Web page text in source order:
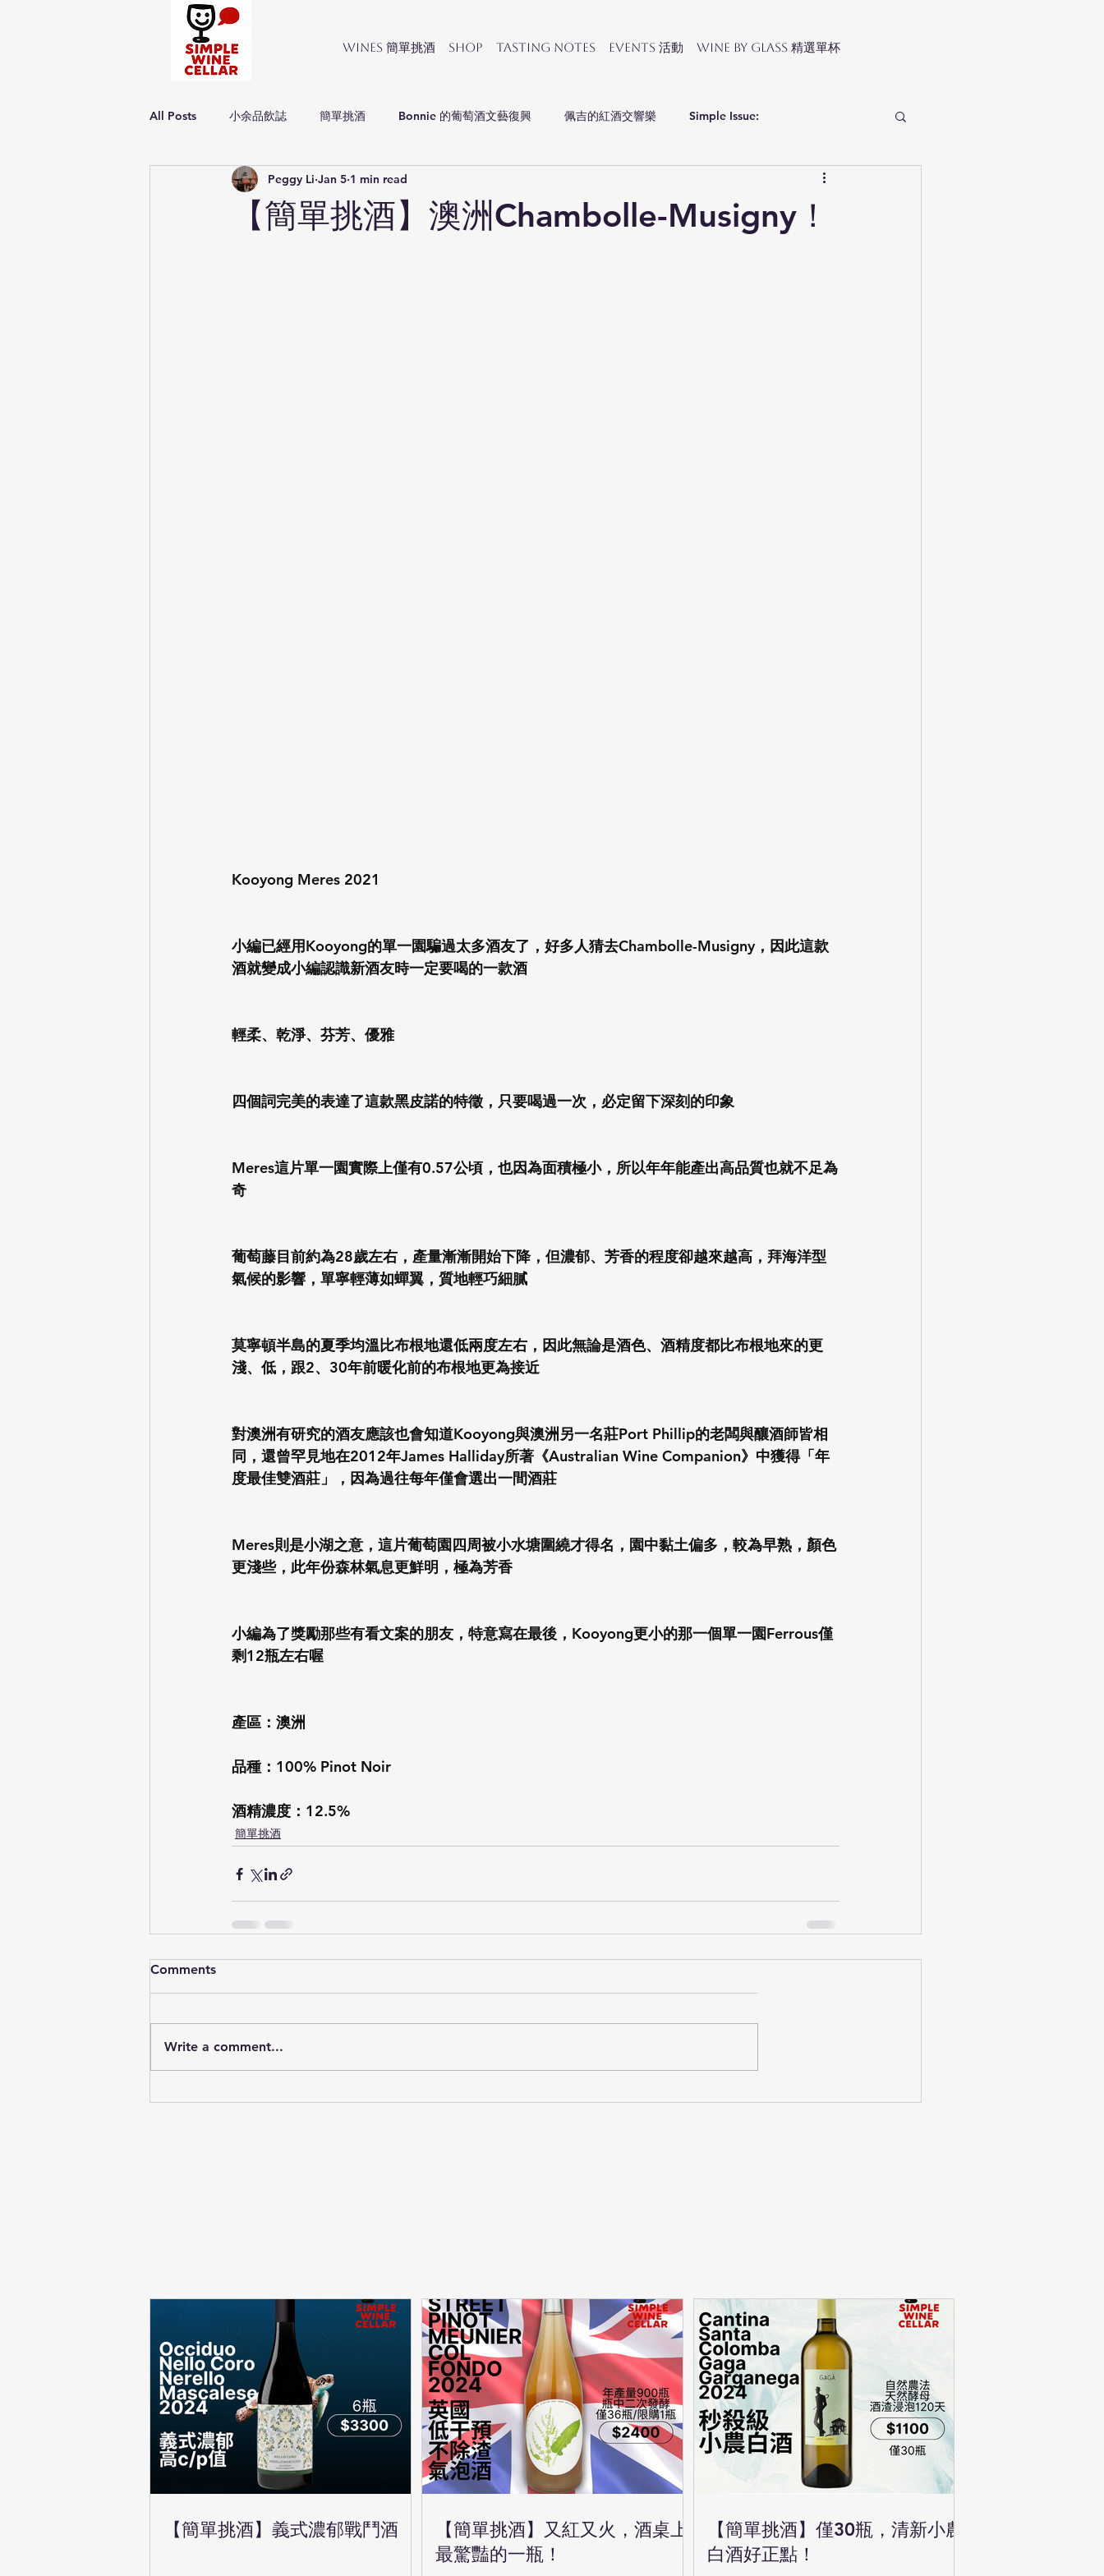
Wines 簡單挑酒 SHOP Tasting Notes Events 活動 Wine by Glass 精選單杯
All Posts 小余品飲誌 簡單挑酒 Bonnie 的葡萄酒文藝復興 佩吉的紅酒交響樂 Simple Issue:
Simple about wine 簡單品酒會
【簡單挑酒】澳洲Chambolle-Musigny！
Peggy Li Jan 5 1 min read
Kooyong Meres 2021
小編已經用Kooyong的單一園騙過太多酒友了，好多人猜去Chambolle-Musigny，因此這款
酒就變成小編認識新酒友時一定要喝的一款酒
輕柔、乾淨、芬芳、優雅
四個詞完美的表達了這款黑皮諾的特徵，只要喝過一次，必定留下深刻的印象
Meres這片單一園實際上僅有0.57公頃，也因為面積極小，所以年年能產出高品質也就不足為
奇
葡萄藤目前約為28歲左右，產量漸漸開始下降，但濃郁、芳香的程度卻越來越高，拜海洋型
氣候的影響，單寧輕薄如蟬翼，質地輕巧細膩
莫寧頓半島的夏季均溫比布根地還低兩度左右，因此無論是酒色、酒精度都比布根地來的更
淺、低，跟2、30年前暖化前的布根地更為接近
對澳洲有研究的酒友應該也會知道Kooyong與澳洲另一名莊Port Phillip的老闆與釀酒師皆相
同，還曾罕見地在2012年James Halliday所著《Australian Wine Companion》中獲得「年
度最佳雙酒莊」，因為過往每年僅會選出一間酒莊
Meres則是小湖之意，這片葡萄園四周被小水塘圍繞才得名，園中黏土偏多，較為早熟，顏色
更淺些，此年份森林氣息更鮮明，極為芳香
小編為了獎勵那些有看文案的朋友，特意寫在最後，Kooyong更小的那一個單一園Ferrous僅
剩12瓶左右喔
產區：澳洲
品種：100% Pinot Noir
酒精濃度：12.5%
簡單挑酒
Comments
Write a comment...
【簡單挑酒】義式濃郁戰鬥酒
【簡單挑酒】又紅又火，酒桌上
最驚豔的一瓶！
【簡單挑酒】僅30瓶，清新小農
白酒好正點！